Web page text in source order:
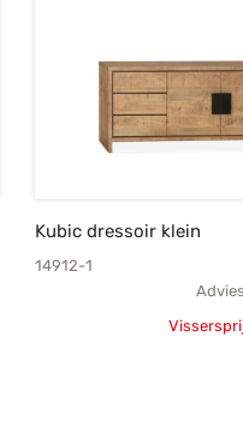
Kubic dressoir klein
14912-1